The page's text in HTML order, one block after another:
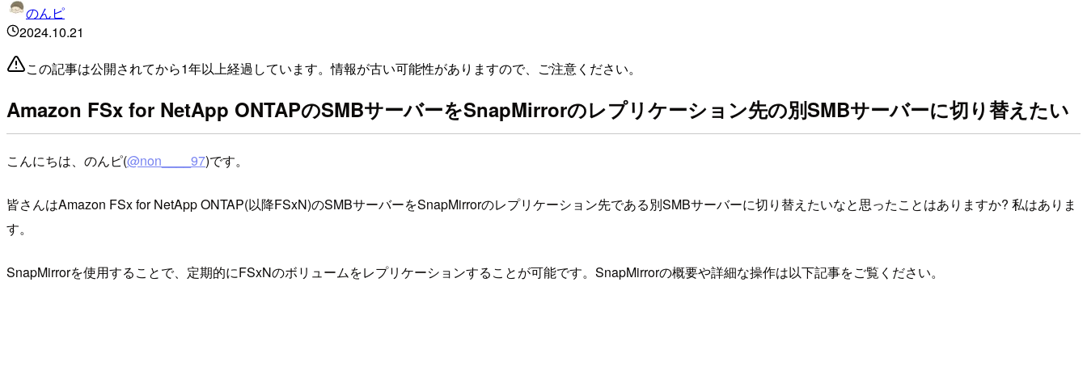
のんピ
2024.10.21
この記事は公開されてから1年以上経過しています。情報が古い可能性がありますので、ご注意ください。
Amazon FSx for NetApp ONTAPのSMBサーバーをSnapMirrorのレプリケーション先の別SMBサーバーに切り替えたい
こんにちは、のんピ(@non____97)です。
皆さんはAmazon FSx for NetApp ONTAP(以降FSxN)のSMBサーバーをSnapMirrorのレプリケーション先である別SMBサーバーに切り替えたいなと思ったことはありますか? 私はありま
す。
SnapMirrorを使用することで、定期的にFSxNのボリュームをレプリケーションすることが可能です。SnapMirrorの概要や詳細な操作は以下記事をご覧ください。